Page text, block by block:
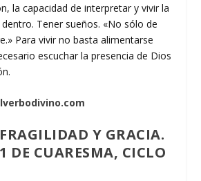
la capacidad de interpretar y vivir la
Tener sueños. «No sólo de
Para vivir no basta alimentarse
escuchar la presencia de Dios
Y GRACIA.
DE CUARESMA, CICLO